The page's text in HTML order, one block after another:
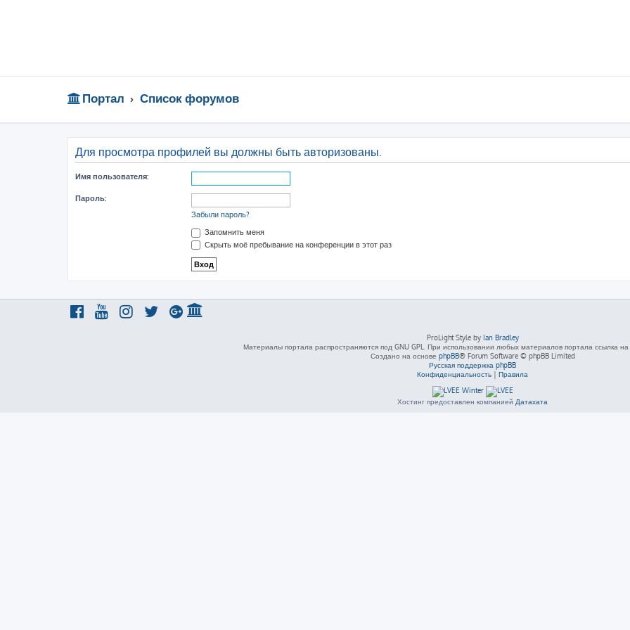
Портал Список форумов
Для просмотра профилей вы должны быть авторизованы.
Имя пользователя:
Пароль:
Забыли пароль?
Запомнить меня
Скрыть моё пребывание на конференции в этот раз
ProLight Style by Ian Bradley
Материалы портала распространяются под GNU GPL. При использовании любых материалов портала ссылка на
Создано на основе phpBB® Forum Software © phpBB Limited
Русская поддержка phpBB
Конфиденциальность | Правила
Хостинг предоставлен компанией Датахата